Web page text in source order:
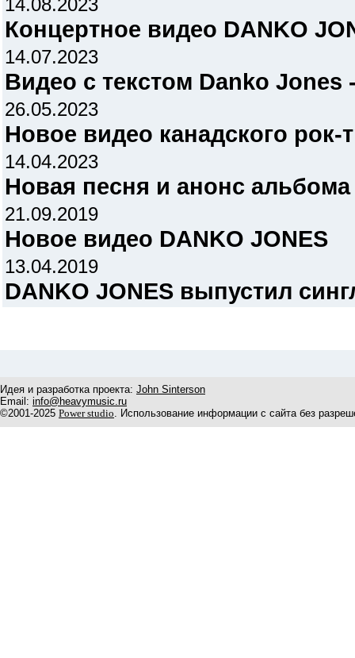
14.08.2023
Концертное видео DANKO
14.07.2023
Видео с текстом Danko Jones
26.05.2023
Новое видео канадского
14.04.2023
Новая песня и анонс альбома
21.09.2019
Новое видео DANKO JONES
13.04.2019
DANKO JONES выпустил
Идея и разработка проекта: John Sinterson
Email: info@heavymusic.ru
©2001-2025 Power studio. Использование информации с сайта без